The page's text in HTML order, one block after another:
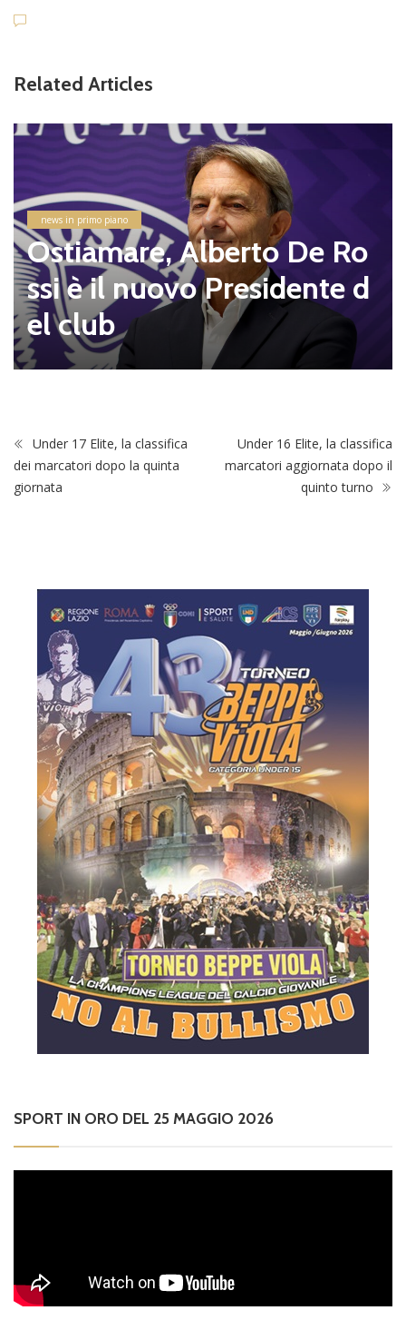
Related Articles
news in primo piano
Ostiamare, Alberto De Ro
ssi è il nuovo Presidente d
el club
Under 17 Elite, la classifica
dei marcatori dopo la quinta
giornata
Under 16 Elite, la classifica
marcatori aggiornata dopo il
quinto turno
SPORT IN ORO DEL 25 MAGGIO 2026